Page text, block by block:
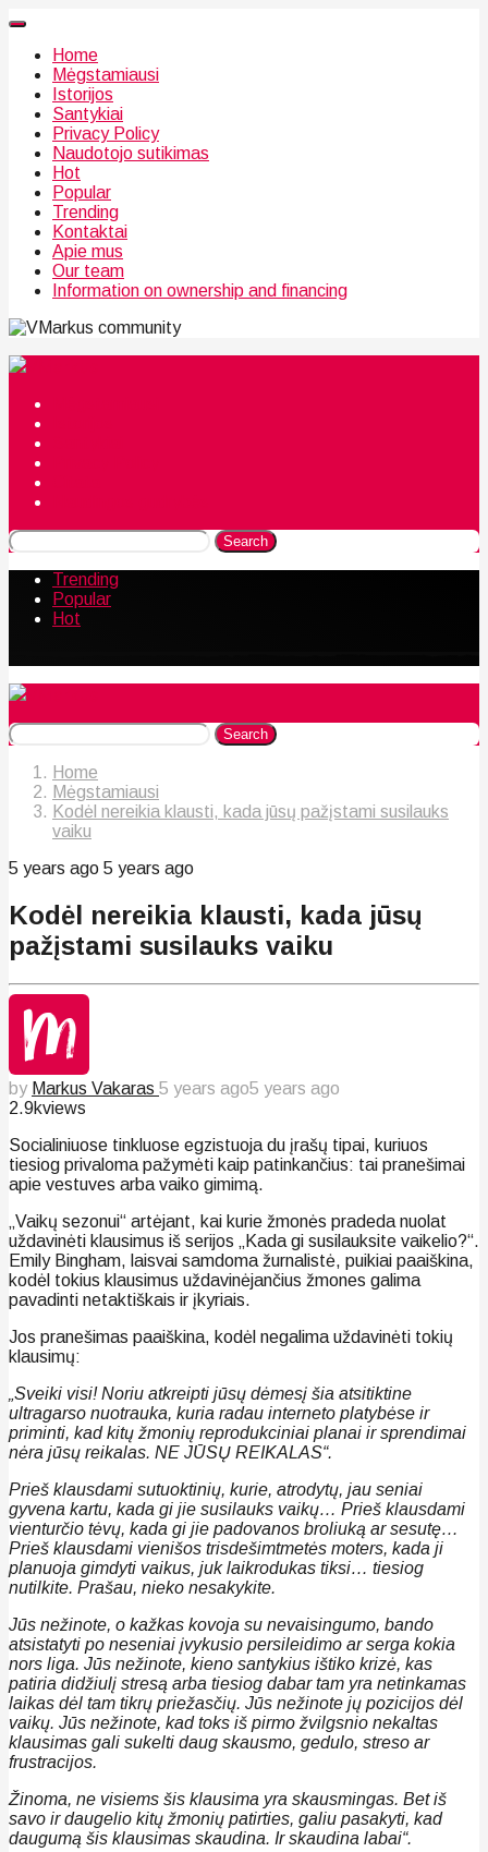
Home
Mėgstamiausi
Istorijos
Santykiai
Privacy Policy
Naudotojo sutikimas
Hot
Popular
Trending
Kontaktai
Apie mus
Our team
Information on ownership and financing
community
Search
Trending
Popular
Hot
Search
Home
Mėgstamiausi
Kodėl nereikia klausti, kada jūsų pažįstami susilauks
vaiku
5 years ago 5 years ago
Kodėl nereikia klausti, kada jūsų
pažįstami susilauks vaiku
by Markus Vakaras 5 years ago5 years ago
2.9kviews
Socialiniuose tinkluose egzistuoja du įrašų tipai, kuriuos
tiesiog privaloma pažymėti kaip patinkančius: tai pranešimai
apie vestuves arba vaiko gimimą.
„Vaikų sezonui“ artėjant, kai kurie žmonės pradeda nuolat
uždavinėti klausimus iš serijos „Kada gi susilauksite vaikelio?“.
Emily Bingham, laisvai samdoma žurnalistė, puikiai paaiškina,
kodėl tokius klausimus uždavinėjančius žmones galima
pavadinti netaktiškais ir įkyriais.
Jos pranešimas paaiškina, kodėl negalima uždavinėti tokių
klausimų:
„Sveiki visi! Noriu atkreipti jūsų dėmesį šia atsitiktine
ultragarso nuotrauka, kuria radau interneto platybėse ir
priminti, kad kitų žmonių reprodukciniai planai ir sprendimai
nėra jūsų reikalas. NE JŪSŲ REIKALAS“.
Prieš klausdami sutuoktinių, kurie, atrodytų, jau seniai
gyvena kartu, kada gi jie susilauks vaikų… Prieš klausdami
vienturčio tėvų, kada gi jie padovanos broliuką ar sesutę…
Prieš klausdami vienišos trisdešimtmetės moters, kada ji
planuoja gimdyti vaikus, juk laikrodukas tiksi… tiesiog
nutilkite. Prašau, nieko nesakykite.
Jūs nežinote, o kažkas kovoja su nevaisingumo, bando
atsistatyti po neseniai įvykusio persileidimo ar serga kokia
nors liga. Jūs nežinote, kieno santykius ištiko krizė, kas
patiria didžiulį stresą arba tiesiog dabar tam yra netinkamas
laikas dėl tam tikrų priežasčių. Jūs nežinote jų pozicijos dėl
vaikų. Jūs nežinote, kad toks iš pirmo žvilgsnio nekaltas
klausimas gali sukelti daug skausmo, gedulo, streso ar
frustracijos.
Žinoma, ne visiems šis klausima yra skausmingas. Bet iš
savo ir daugelio kitų žmonių patirties, galiu pasakyti, kad
daugumą šis klausimas skaudina. Ir skaudina labai“.